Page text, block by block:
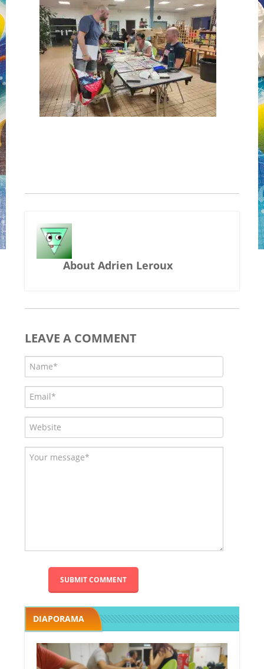
About Adrien Leroux
LEAVE A COMMENT
DIAPORAMA